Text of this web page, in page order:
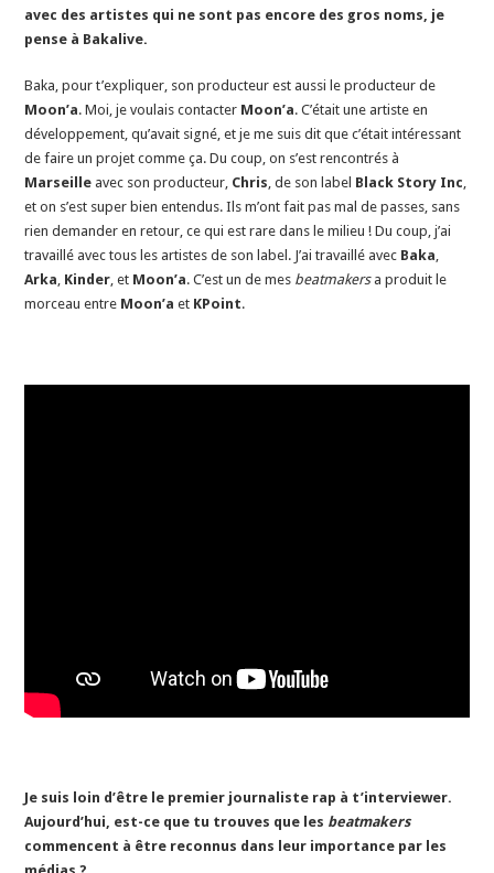
avec des artistes qui ne sont pas encore des gros noms, je
pense à Bakalive.
Baka, pour t’expliquer, son producteur est aussi le producteur de
Moon’a. Moi, je voulais contacter Moon’a. C’était une artiste en
développement, qu’avait signé, et je me suis dit que c’était intéressant
de faire un projet comme ça. Du coup, on s’est rencontrés à
Marseille avec son producteur, Chris , de son label Black Story Inc
et on s’est super bien entendus. Ils m’ont fait pas mal de passes, sans
rien demander en retour, ce qui est rare dans le milieu ! Du coup, j’ai
travaillé avec tous les artistes de son label. J’ai travaillé avec Baka
Arka Kinder , et Moon’a. C’est un de mes beatmakers a produit le
morceau entre Moon’a et KPoint.
Je suis loin d’être le premier journaliste rap à t’interviewer.
Aujourd’hui, est-ce que tu trouves que les beatmakers
commencent à être reconnus dans leur importance par les